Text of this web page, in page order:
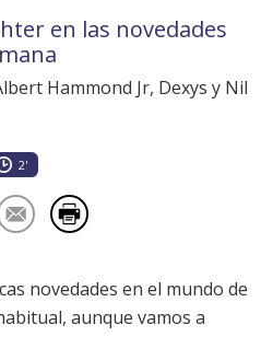
en las novedades
Hammond Jr, Dexys y Nil
2'
novedades en el mundo de
aunque vamos a